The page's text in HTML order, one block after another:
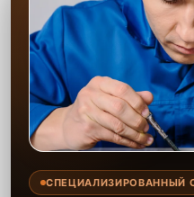
СПЕЦИАЛИЗИРОВАННЫЙ